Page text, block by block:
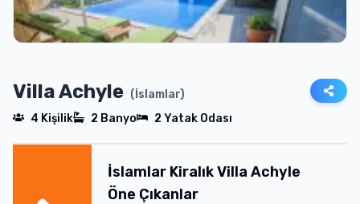
Villa Achyle (İslamlar)
4 Kişilik 2 Banyo 2 Yatak Odası
İslamlarKiralıkVilla Achyle
Öne Çıkanlar